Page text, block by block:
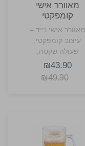
מאוורר אישי
קומפקטי
מאוורר אישי נייד –
עיצוב קומפקטי,
פעולה שקטה,
רעננות בכל מקום
₪43.90
₪49.90